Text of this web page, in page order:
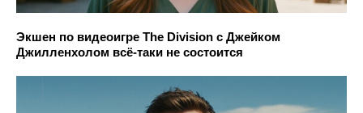
Экшен по видеоигре The Division с Джейком
Джилленхолом всё-таки не состоится